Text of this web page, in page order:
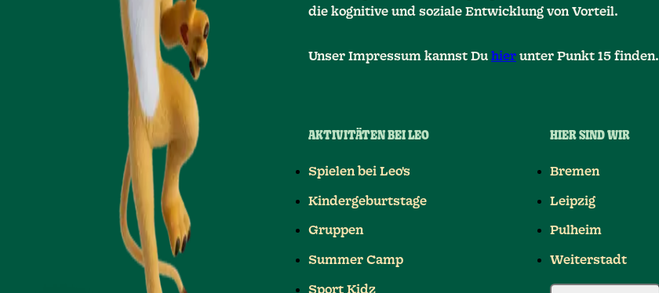
die kognitive und soziale Entwicklung von Vorteil.
Unser Impressum kannst Du hier unter Punkt 15 finden.
AKTIVITÄTEN BEI LEO
Spielen bei Leo's
Kindergeburtstage
Gruppen
Summer Camp
Sport Kidz
HIER SIND WIR
Bremen
Leipzig
Pulheim
Weiterstadt